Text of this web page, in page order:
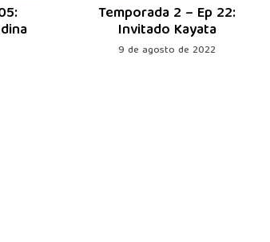
Temporada 2 – Ep 22:
Invitado Kayata
9 de agosto de 2022